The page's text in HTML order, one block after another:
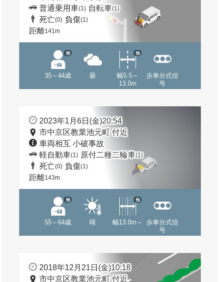
普通乗用車(1) 自転車(1)
死亡(0) 負傷(1)
距離141m
35～44歳
他
曇
幅5.5～
13.0m
他
歩車分式信
号
2023年1月6日(金)20:54
市中京区教業池元町 付近
車両相互 小破事故
軽自動車(1) 原付二種二輪車(1)
死亡(0) 負傷(1)
距離143m
55～64歳
他
晴 幅13.0m～
他
歩車分式信
号
2018年12月21日(金)10:18
市中京区教業池元町 付近